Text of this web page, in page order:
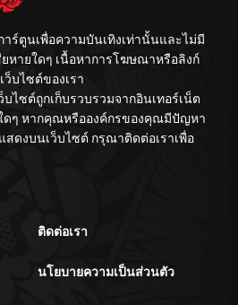
09/15/2025
09/15/2025
ร์ตูนเพื่อความบันเทิงเท่านั้นและไม่มี
หายใดๆ เนื้อหาการโฆษณาหรือลิงก์
บไซต์ของเรา
ไซต์ถูกเก็บรวบรวมจากอินเทอร์เน็ต
ดๆ หากคุณหรือองค์กรของคุณมีปัญหา
สดงบนเว็บไซต์ กรุณาติดต่อเราเพื่อ
ติดต่อเรา
นโยบายความเป็นส่วนตัว